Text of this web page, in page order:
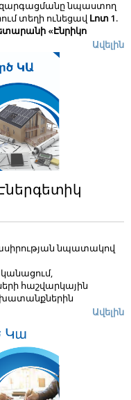
զարգացմանը նպաստող
տեղի ունեցավ Լոտ 1.
«Էնրիկո
Լոտ 2. EFSD -W/4/2023
պոլիկլինիկա»
մասնակից
և գնումների
մանրամասն
դրույթները,
պայմանները։
Գաբրիելյանը
տեխնիկական
ցանկը և
Աշխատանքների
ցևցանիշները
Ավելին
նպատակով
հաշվարկային
ներկայացում ըստ
Ավելին